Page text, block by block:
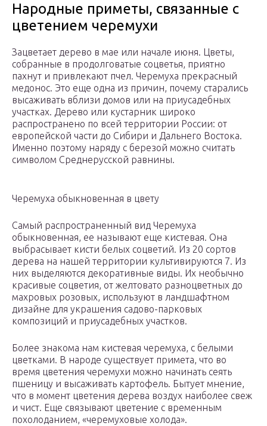
Народные приметы, связанные с
цветением черемухи
Зацветает дерево в мае или начале июня. Цветы,
собранные в продолговатые соцветья, приятно
пахнут и привлекают пчел. Черемуха прекрасный
медонос. Это еще одна из причин, почему старались
высаживать вблизи домов или на приусадебных
участках. Дерево или кустарник широко
распространено по всей территории России: от
европейской части до Сибири и Дальнего Востока.
Именно поэтому наряду с березой можно считать
символом Среднерусской равнины.
Черемуха обыкновенная в цвету
Самый распространенный вид Черемуха
обыкновенная, ее называют еще кистевая. Она
выбрасывает кисти белых соцветий. Из 20 сортов
дерева на нашей территории культивируются 7. Из
них выделяются декоративные виды. Их необычно
красивые соцветия, от желтовато разноцветных до
махровых розовых, используют в ландшафтном
дизайне для украшения садово-парковых
композиций и приусадебных участков.
Более знакома нам кистевая черемуха, с белыми
цветками. В народе существует примета, что во
время цветения черемухи можно начинать сеять
пшеницу и высаживать картофель. Бытует мнение,
что в момент цветения дерева воздух наиболее свеж
и чист. Еще связывают цветение с временным
похолоданием, «черемуховые холода».